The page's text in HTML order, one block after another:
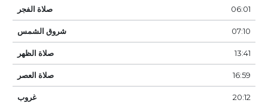
06:01
07:10
13:41
16:59
20:12